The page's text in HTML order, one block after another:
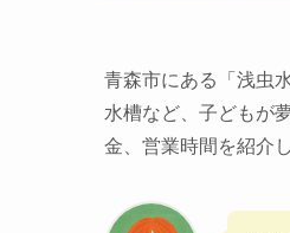
青森市にある「浅虫
水槽など、子どもが
金、営業時間を紹介